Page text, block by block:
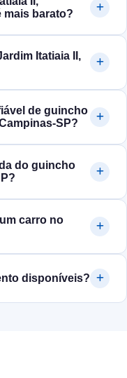
mais barato?
Itatiaia II,
de guincho
do guincho
carro no
disponíveis?